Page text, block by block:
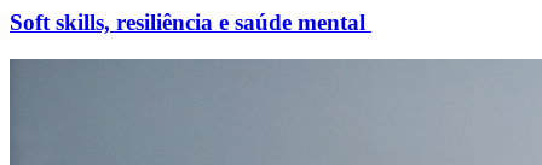
Soft skills, resiliência e saúde mental